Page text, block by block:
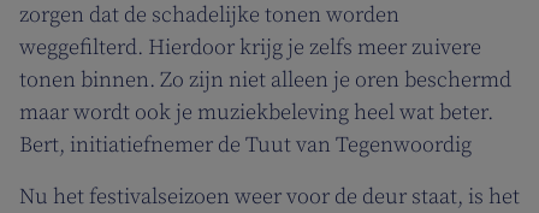
zorgen dat de schadelijke tonen worden
weggefilterd. Hierdoor krijg je zelfs meer zuivere
tonen binnen. Zo zijn niet alleen je oren beschermd
maar wordt ook je muziekbeleving heel wat beter.
Bert, initiatiefnemer de Tuut van Tegenwoordig
Nu het festivalseizoen weer voor de deur staat, is het